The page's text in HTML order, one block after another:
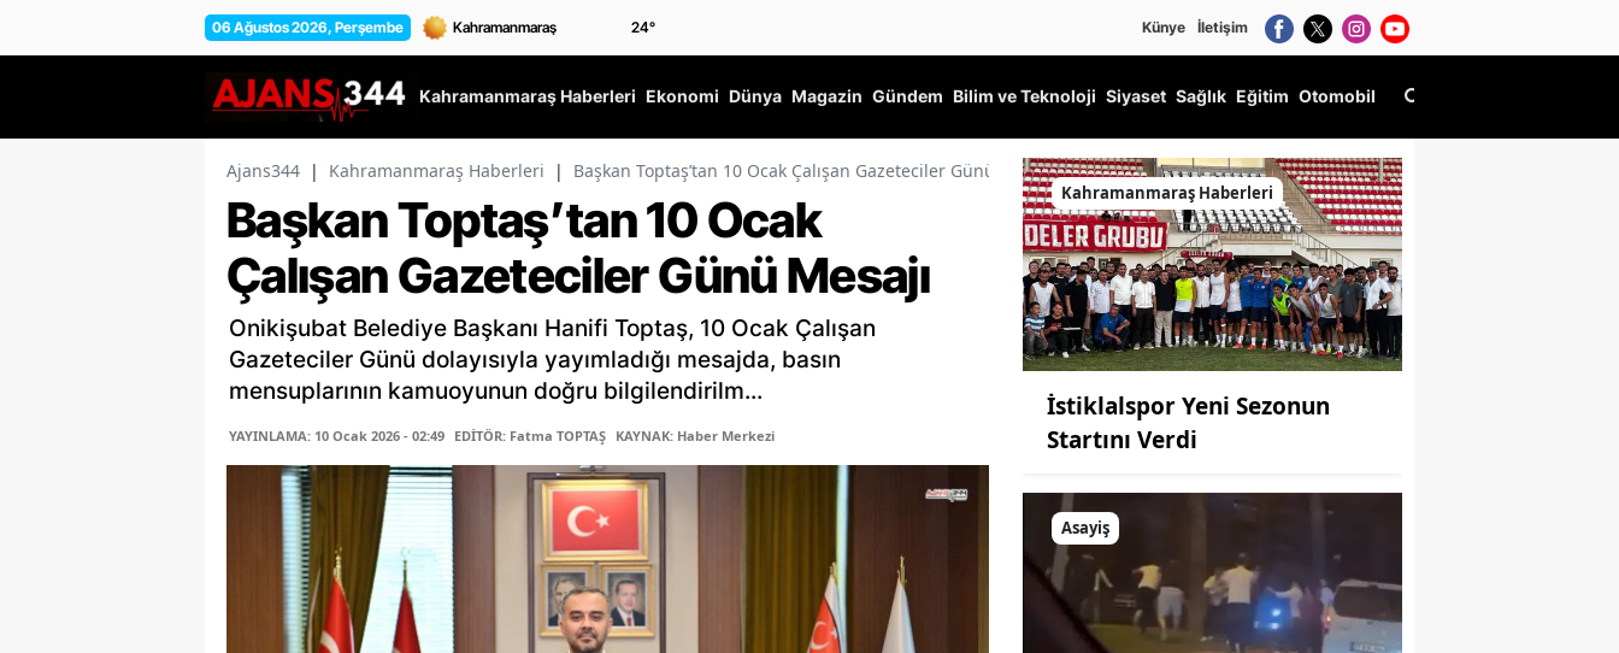
06 Ağustos 2026, Perşembe 24° Künye İletişim
Kahramanmaraş Haberleri Ekonomi Dünya Magazin Gündem Bilim ve Teknoloji Siyaset Sağlık Eğitim Otomobil
Ajans344 | Kahramanmaraş Haberleri | Başkan Toptaş’tan 10 Ocak Çalışan Gazeteciler Günü Mesajı
Başkan Toptaş’tan 10 Ocak
Çalışan Gazeteciler Günü Mesajı
Onikişubat Belediye Başkanı Hanifi Toptaş, 10 Ocak Çalışan
Gazeteciler Günü dolayısıyla yayımladığı mesajda, basın
mensuplarının kamuoyunun doğru bilgilendirilm...
YAYINLAMA: 10 Ocak 2026 - 02:49 EDİTÖR: Fatma TOPTAŞ KAYNAK: Haber Merkezi
Kahramanmaraş Haberleri
İstiklalspor Yeni Sezonun
Startını Verdi
Asayiş